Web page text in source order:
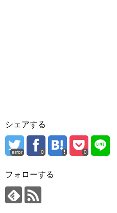
シェアする
error 0 0
フォローする